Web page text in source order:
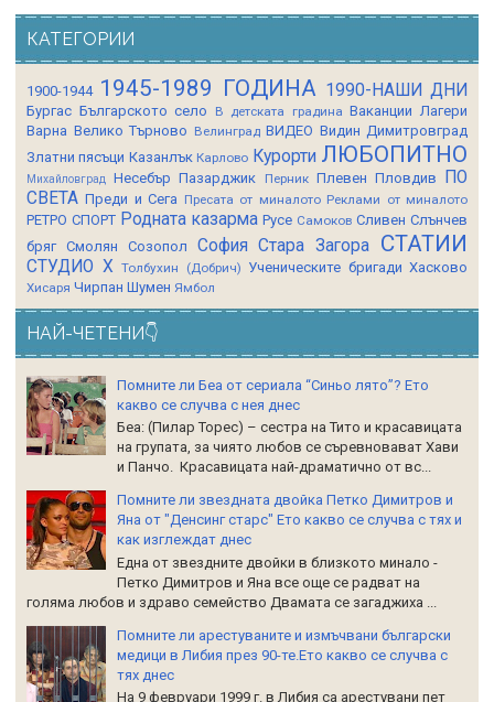
КАТЕГОРИИ
1900-1944 1945-1989 ГОДИНА 1990-НАШИ ДНИ
Бургас Българското село В детската градина Ваканции Лагери
Варна Велико Търново Велинград ВИДЕО Видин Димитровград
Златни пясъци Казанлък Карлово Курорти ЛЮБОПИТНО
Михайловград Несебър Пазарджик Перник Плевен Пловдив
ПО
СВЕТА Преди и Сега Пресата от миналото Реклами от миналото
РЕТРО СПОРТ Родната казарма Русе Самоков Сливен Слънчев
бряг Смолян Созопол София Стара Загора СТАТИИ
СТУДИО Х Толбухин (Добрич) Ученическите бригади Хасково
Хисаря Чирпан Шумен Ямбол
НАЙ-ЧЕТЕНИ👇
Помните ли Беа от сериала “Синьо лято”? Ето
какво се случва с нея днес
Беа: (Пилар Торес) – сестра на Тито и красавицата
на групата, за чиято любов се съревновават Хави
и Панчо. Красавицата най-драматично от вс...
Помните ли звездната двойка Петко Димитров и
Яна от "Денсинг старс" Ето какво се случва с тях и
как изглеждат днес
Една от звездните двойки в близкото минало -
Петко Димитров и Яна все още се радват на
голяма любов и здраво семейство Двамата се загаджиха ...
Помните ли арестуваните и измъчвани български
медици в Либия през 90-те.Ето какво се случва с
тях днес
На 9 февруари 1999 г. в Либия са арестувани пет